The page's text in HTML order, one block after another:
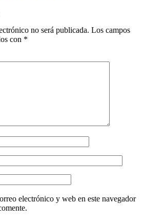
no será publicada. Los campos
con *
electrónico y web en este navegador